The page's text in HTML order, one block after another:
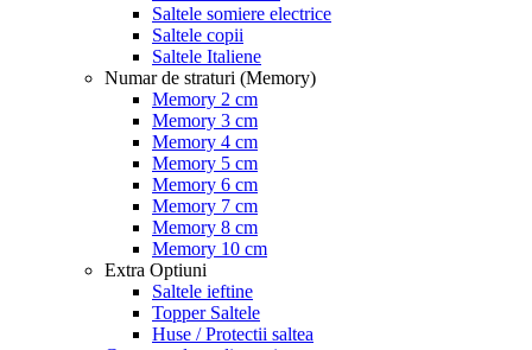
Saltele somiere electrice
Saltele copii
Saltele Italiene
Numar de straturi (Memory)
Memory 2 cm
Memory 3 cm
Memory 4 cm
Memory 5 cm
Memory 6 cm
Memory 7 cm
Memory 8 cm
Memory 10 cm
Extra Optiuni
Saltele ieftine
Topper Saltele
Huse / Protectii saltea